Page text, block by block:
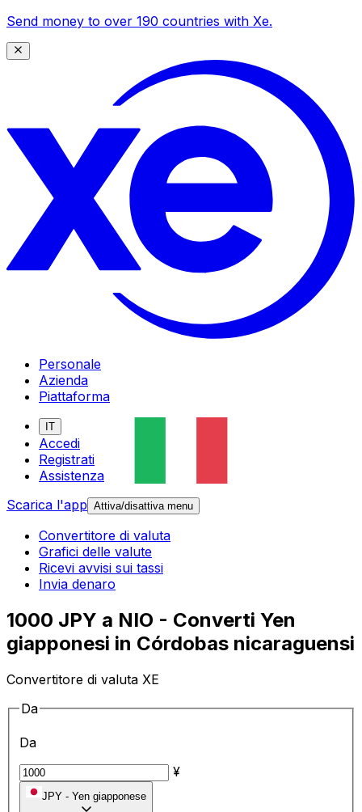
Send money to over 190 countries with Xe.
Personale
Azienda
Piattaforma
IT
Accedi
Registrati
Assistenza
Scarica l'app Attiva/disattiva menu
Convertitore di valuta
Grafici delle valute
Ricevi avvisi sui tassi
Invia denaro
1000 JPY a NIO - Converti Yen
giapponesi in Córdobas nicaraguensi
Convertitore di valuta XE
Da
Da
¥
JPY - Yen giapponese